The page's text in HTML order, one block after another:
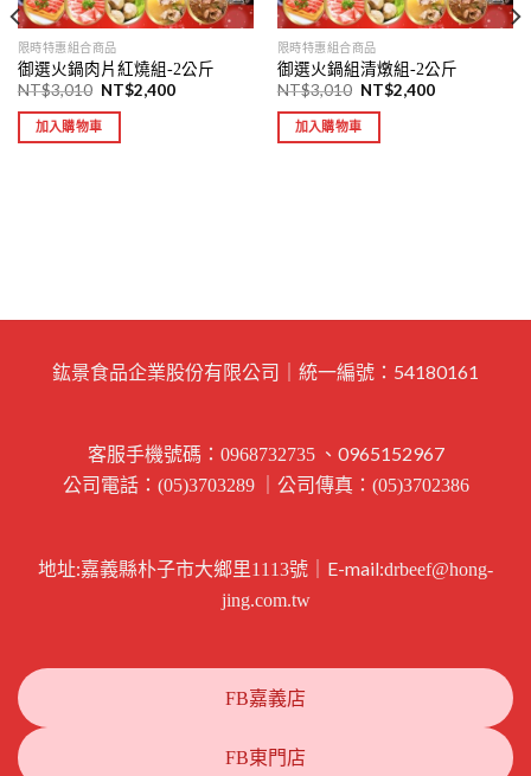
限時特惠組合商品
御選火鍋肉片紅燒組-2公斤
NT$3,010 NT$2,400
加入購物車
限時特惠組合商品
御選火鍋組清燉組-2公斤
NT$3,010 NT$2,400
加入購物車
鈜景食品企業股份有限公司｜統一編號：54180161
客服手機號碼： 0968732735、0965152967
公司電話： (05)3703289｜公司傳真： (05)3702386
地址:嘉義縣朴子市大鄉里1113號 ｜E-mail:drbeef@hong-
jing.com.tw
FB嘉義店
FB東門店